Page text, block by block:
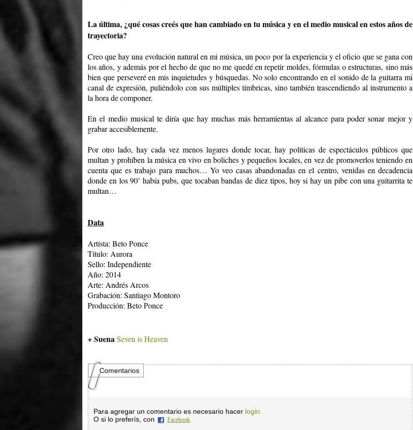
La última, ¿qué cosas creés que han cambiado en tu música y en el medio musical en estos años de
trayectoria?
Creo que hay una evolución natural en mi música, un poco por la experiencia y el oficio que se gana con
los años, y además por el hecho de que no me quedé en repetir moldes, fórmulas o estructuras, sino más
bien que perseveré en mis inquietudes y búsquedas. No solo encontrando en el sonido de la guitarra mi
canal de expresión, puliéndolo con sus múltiples tímbricas, sino también trascendiendo al instrumento a
la hora de componer.
En el medio musical te diría que hay muchas más herramientas al alcance para poder sonar mejor y
grabar accesiblemente.
Por otro lado, hay cada vez menos lugares donde tocar, hay políticas de espectáculos públicos que
multan y prohíben la música en vivo en boliches y pequeños locales, en vez de promoverlos teniendo en
cuenta que es trabajo para muchos… Yo veo casas abandonadas en el centro, venidas en decadencia
donde en los 90’ había pubs, que tocaban bandas de diez tipos, hoy si hay un pibe con una guitarrita te
multan…
Data
Artista: Beto Ponce
Título: Aurora
Sello: Independiente
Año: 2014
Arte: Andrés Arcos
Grabación: Santiago Montoro
Producción: Beto Ponce
+ SuenaSeven is Heaven
Comentarios
Para agregar un comentario es necesario hacer login.
O si lo preferís, con
Facebook